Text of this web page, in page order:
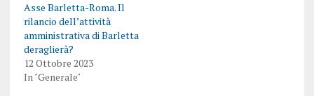
Asse Barletta-Roma. Il
rilancio dell’attività
amministrativa di Barletta
deraglierà?
12 Ottobre 2023
In "Generale"